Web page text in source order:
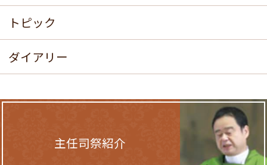
トピック
ダイアリー
主任司祭紹介